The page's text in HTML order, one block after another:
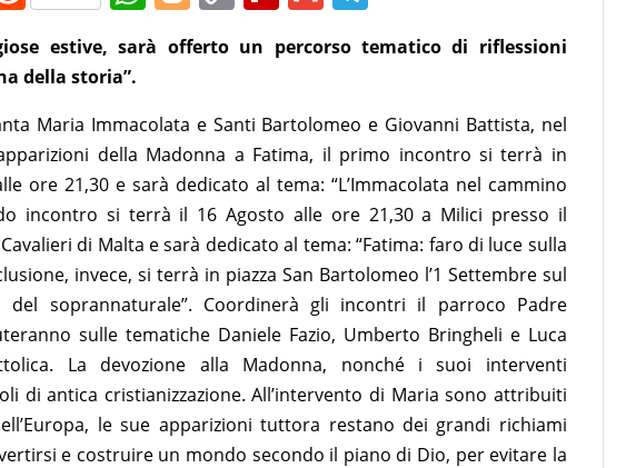
d
di
t
h
at
A
p
p
o
g
er
p
Li
n
k
b
ar
d
ai e
a
m
estive, sarà offerto un percorso tematico di riflessioni
della storia”.
Maria Immacolata e Santi Bartolomeo e Giovanni Battista, nel
della Madonna a Fatima, il primo incontro si terrà in
ore 21,30 e sarà dedicato al tema: “L’Immacolata nel cammino
incontro si terrà il 16 Agosto alle ore 21,30 a Milici presso il
di Malta e sarà dedicato al tema: “Fatima: faro di luce sulla
invece, si terrà in piazza San Bartolomeo l’1 Settembre sul
del soprannaturale”. Coordinerà gli incontri il parroco Padre
sulle tematiche Daniele Fazio, Umberto Bringheli e Luca
La devozione alla Madonna, nonché i suoi interventi
di antica cristianizzazione. All’intervento di Maria sono attribuiti
le sue apparizioni tuttora restano dei grandi richiami
e costruire un mondo secondo il piano di Dio, per evitare la